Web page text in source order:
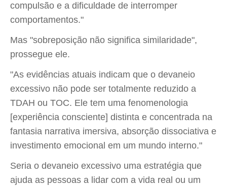
compulsão e a dificuldade de interromper
comportamentos."
Mas "sobreposição não significa similaridade",
prossegue ele.
"As evidências atuais indicam que o devaneio
excessivo não pode ser totalmente reduzido a
TDAH ou TOC. Ele tem uma fenomenologia
[experiência consciente] distinta e concentrada na
fantasia narrativa imersiva, absorção dissociativa e
investimento emocional em um mundo interno."
Seria o devaneio excessivo uma estratégia que
ajuda as pessoas a lidar com a vida real ou um